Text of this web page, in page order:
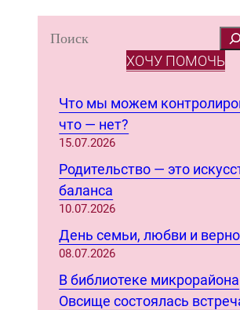
S
ХОЧУ ПОМОЧЬ
Что мы можем
что — нет?
15.07.2026
Родительство — это
баланса
10.07.2026
День семьи, любви и
08.07.2026
В библиотеке микрорайона
Овсище состоялась